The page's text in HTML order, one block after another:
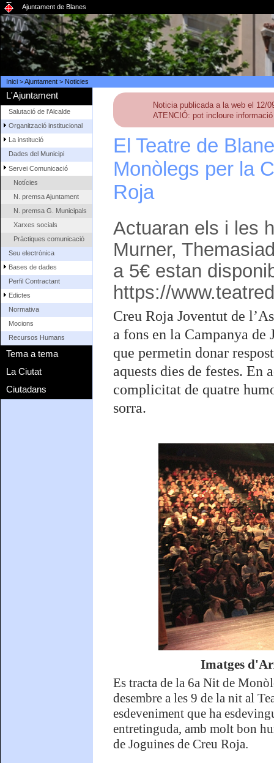
Ajuntament de Blanes
Inici>Ajuntament> Noticies
L'Ajuntament
Salutació de l'Alcalde
Organització institucional
La institució
Dades del Municipi
Servei Comunicació
Notícies
N. premsa Ajuntament
N. premsa G. Municipals
Xarxes socials
Pràctiques comunicació
Seu electrònica
Bases de dades
Perfil Contractant
Edictes
Normativa
Mocions
Recursos Humans
Tema a tema
La Ciutat
Ciutadans
Noticia publicada a la web el 12/
ATENCIÓ: pot incloure
El Teatre de
Monòlegs per la
Roja
Actuaran els i les
Murner,
a 5€ estan
https://
Creu Roja Joventut de
a fons en la Campanya de
que permetin donar
aquests dies de festes. En
complicitat de quatre
sorra.
Imatges
Es tracta de la 6a Nit de
desembre a les 9 de la nit al
esdeveniment que ha
entretinguda, amb molt bon
de Joguines de Creu Roja.